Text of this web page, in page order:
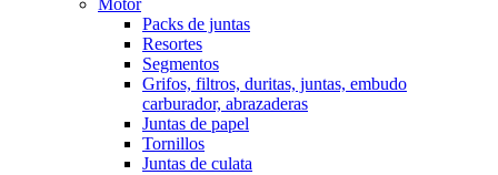
Motor
Packs de juntas
Resortes
Segmentos
Grifos, filtros, duritas, juntas, embudo
carburador, abrazaderas
Juntas de papel
Tornillos
Juntas de culata